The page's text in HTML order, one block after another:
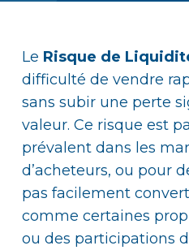
Le Risque de
difficulté de vendre
sans subir une perte
valeur. Ce risque est
prévalent dans les
d’acheteurs, ou pour
pas facilement
comme certaines
ou des participations